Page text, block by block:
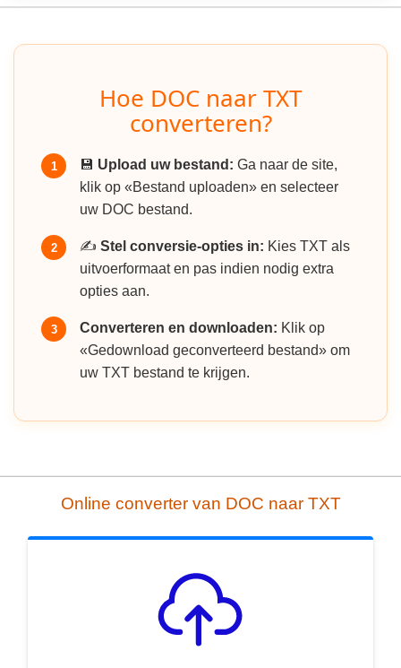
Hoe DOC naar TXT
converteren?
1 💾 Upload uw bestand: Ga naar de site,
klik op «Bestand uploaden» en selecteer
uw DOC bestand.
2 ✍️ Stel conversie-opties in: Kies TXT als
uitvoerformaat en pas indien nodig extra
opties aan.
3 Converteren en downloaden: Klik op
«Gedownload geconverteerd bestand» om
uw TXT bestand te krijgen.
Online converter van DOC naar TXT